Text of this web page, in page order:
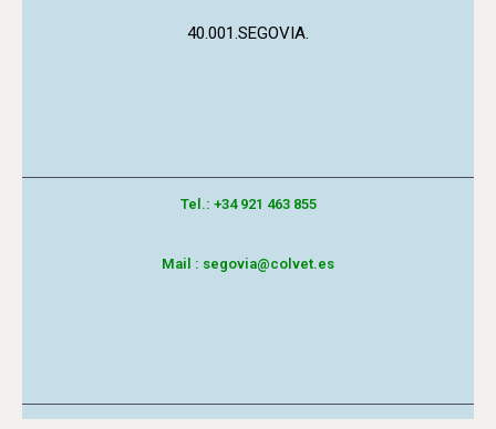
40.001.SEGOVIA.
Tel.: +34 921 463 855
Mail : segovia@colvet.es